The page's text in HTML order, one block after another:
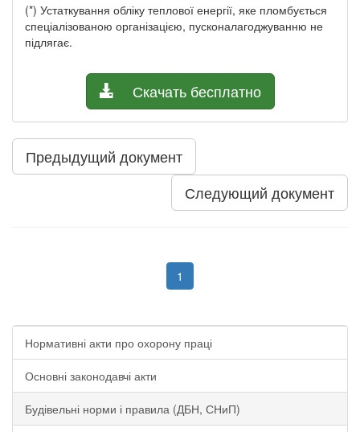
(*) Устаткування обліку теплової енергії, яке пломбується
спеціалізованою організацією, пусконалагоджуванню не
підлягає.
Скачать бесплатно
Предыдущий документ
Следующий документ
1
Нормативні акти про охорону праці
Основні законодавчі акти
Будівельні норми і правила (ДБН, СНиП)